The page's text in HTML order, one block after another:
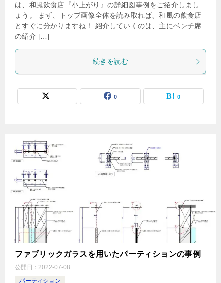
は、和風飲食店『小上がり』の詳細図事例をご紹介しまし
ょう。 まず、トップ画像全体を読み取れば、和風の飲食店
とすぐに分かりますね！ 紹介していくのは、主にベンチ席
の紹介 […]
続きを読む
0 0
ファブリックガラスを用いたパーティションの事例
公開日： 2022-07-08
パーティション